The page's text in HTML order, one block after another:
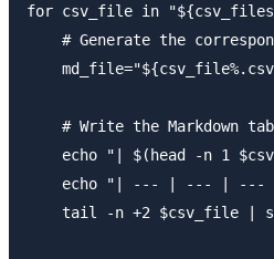
for csv_file in
# Generate the
# Write the Markdown
echo "| $(head -n 1
echo "| --- | --- | ---
tail -n +2 $csv_file |